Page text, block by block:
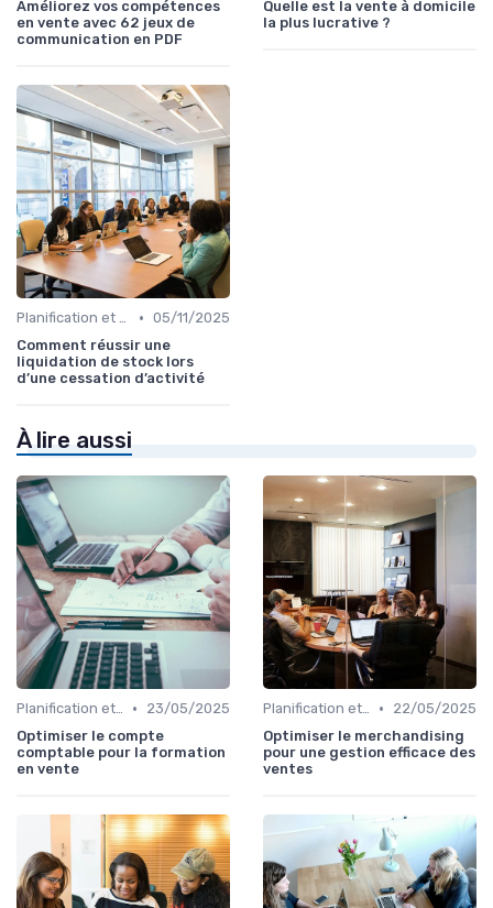
Améliorez vos compétences
en vente avec 62 jeux de
communication en PDF
Quelle est la vente à domicile
la plus lucrative ?
Planification et stratégie de vente • 05/11/2025
Comment réussir une
liquidation de stock lors
d’une cessation d’activité
À lire aussi
Planification et stratégie de vente •
23/05/2025
Optimiser le compte
comptable pour la formation
en vente
Planification et stratégie de vente •
22/05/2025
Optimiser le merchandising
pour une gestion efficace des
ventes